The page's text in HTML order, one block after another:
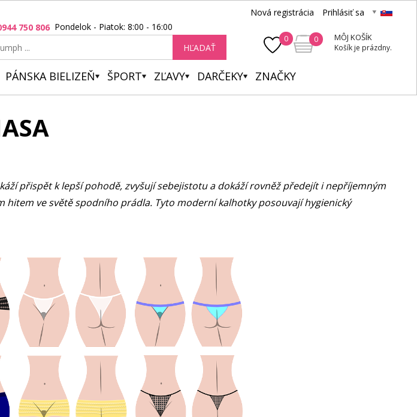
Nová registrácia Prihlásiť sa
0 0 MÔJ KOŠÍK
Košík je prázdny.
750 806 Pondelok - Piatok: 8:00 - 16:00
HĽADAŤ
PÁNSKA BIELIZEŇ ŠPORT ZĽAVY DARČEKY ZNAČKY
přispět k lepší pohodě, zvyšují sebejistotu a dokáží rovněž předejít i nepříjemným
ve světě spodního prádla. Tyto moderní kalhotky posouvají hygienický